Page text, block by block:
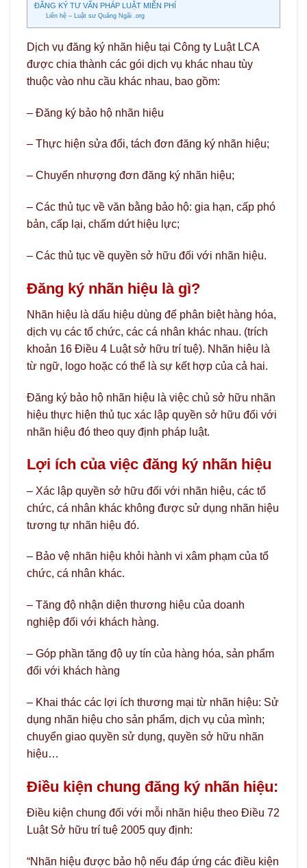
ĐĂNG KÝ TƯ VẤN PHÁP LUẬT MIỄN PHÍ
Liên hệ – Luật sư Quảng Ngãi .org
Dịch vụ đăng ký nhãn hiệu tại Công ty Luật LCA
được chia thành các gói dịch vụ khác nhau tùy
thuộc vào nhu cầu khác nhau, bao gồm:
– Đăng ký bảo hộ nhãn hiệu
– Thực hiện sửa đổi, tách đơn đăng ký nhãn hiệu;
– Chuyển nhượng đơn đăng ký nhãn hiệu;
– Các thủ tục về văn bằng bảo hộ: gia hạn, cấp phó
bản, cấp lại, chấm dứt hiệu lực;
– Các thủ tục về quyền sở hữu đối với nhãn hiệu.
Đăng ký nhãn hiệu là gì?
Nhãn hiệu là dấu hiệu dùng để phân biệt hàng hóa,
dịch vụ các tổ chức, các cá nhân khác nhau. (trích
khoản 16 Điều 4 Luật sở hữu trí tuệ). Nhãn hiệu là
từ ngữ, logo hoặc có thể là sự kết hợp của cả hai.
Đăng ký bảo hộ nhãn hiệu là việc chủ sở hữu nhãn
hiệu thực hiện thủ tục xác lập quyền sở hữu đối với
nhãn hiệu đó theo quy định pháp luật.
Lợi ích của việc đăng ký nhãn hiệu
– Xác lập quyền sở hữu đối với nhãn hiệu, các tổ
chức, cá nhân khác không được sử dụng nhãn hiệu
tương tự nhãn hiệu đó.
– Bảo vệ nhãn hiệu khỏi hành vi xâm phạm của tổ
chức, cá nhân khác.
– Tăng độ nhận diện thương hiệu của doanh
nghiệp đối với khách hàng.
– Góp phần tăng độ uy tín của hàng hóa, sản phẩm
đối với khách hàng
– Khai thác các lợi ích thương mại từ nhãn hiệu: Sử
dụng nhãn hiệu cho sản phẩm, dịch vụ của mình;
chuyển giao quyền sử dụng, quyền sở hữu nhãn
hiệu…
Điều kiện chung đăng ký nhãn hiệu:
Điều kiện chung đối với mỗi nhãn hiệu theo Điều 72
Luật Sở hữu trí tuệ 2005 quy định:
“Nhãn hiệu được bảo hộ nếu đáp ứng các điều kiện